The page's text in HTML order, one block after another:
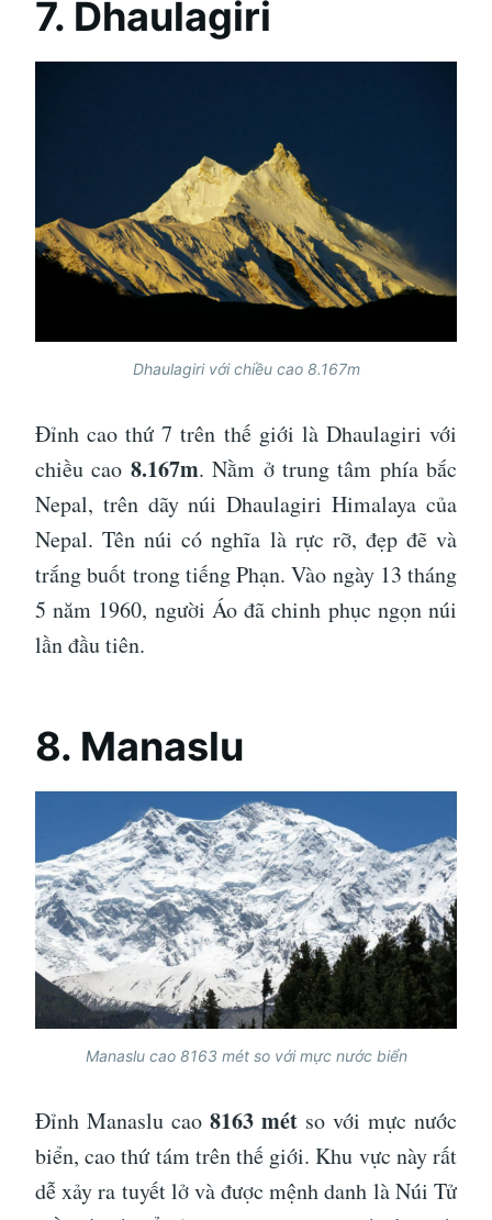
7. Dhaulagiri
Dhaulagiri với chiều cao 8.167m
Đỉnh cao thứ 7 trên thế giới là Dhaulagiri với
chiều cao 8.167m. Nằm ở trung tâm phía bắc
Nepal, trên dãy núi Dhaulagiri Himalaya của
Nepal. Tên núi có nghĩa là rực rỡ, đẹp đẽ và
trắng buốt trong tiếng Phạn. Vào ngày 13 tháng
5 năm 1960, người Áo đã chinh phục ngọn núi
lần đầu tiên.
8. Manaslu
Manaslu cao 8163 mét so với mực nước biển
Đỉnh Manaslu cao 8163 mét so với mực nước
biển, cao thứ tám trên thế giới. Khu vực này rất
dễ xảy ra tuyết lở và được mệnh danh là Núi Tử